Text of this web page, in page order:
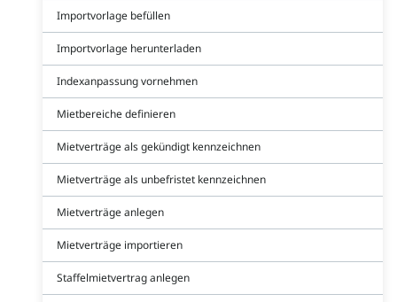
Importvorlage befüllen
Importvorlage herunterladen
Indexanpassung vornehmen
Mietbereiche definieren
Mietverträge als gekündigt kennzeichnen
Mietverträge als unbefristet kennzeichnen
Mietverträge anlegen
Mietverträge importieren
Staffelmietvertrag anlegen